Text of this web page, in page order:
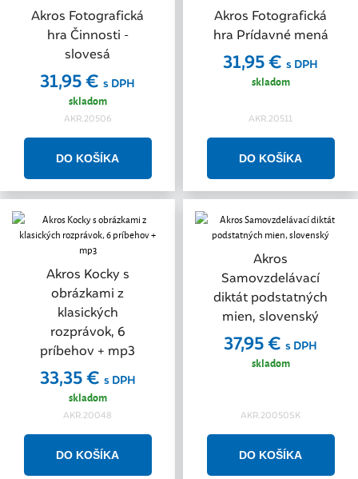
Akros Fotografická
hra Činnosti -
slovesá
31,95 € s DPH
skladom
AKR.20506
Akros Fotografická
hra Prídavné mená
31,95 € s DPH
skladom
AKR.20511
Akros Kocky s
obrázkami z
klasických
rozprávok, 6
príbehov + mp3
33,35 € s DPH
skladom
AKR.20048
Akros
Samovzdelávací
diktát podstatných
mien, slovenský
37,95 € s DPH
skladom
AKR.20050SK